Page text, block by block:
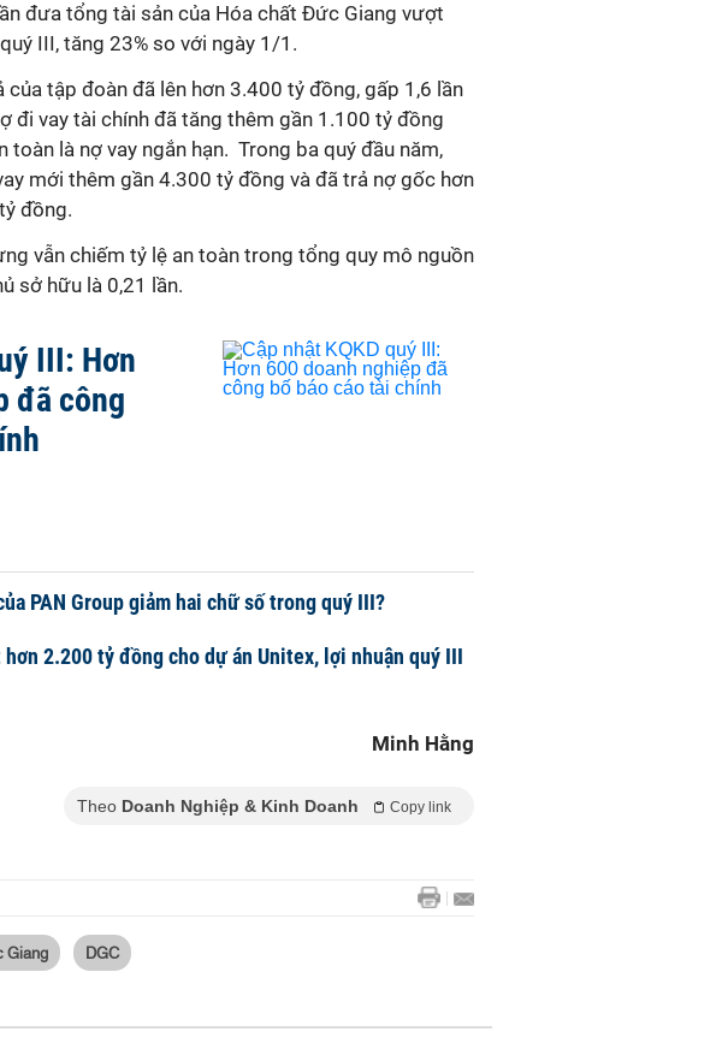
đưa tổng tài sản của Hóa chất Đức Giang vượt
III, tăng 23% so với ngày 1/1.
tập đoàn đã lên hơn 3.400 tỷ đồng, gấp 1,6 lần
đi vay tài chính đã tăng thêm gần 1.100 tỷ đồng
toàn là nợ vay ngắn hạn. Trong ba quý đầu năm,
mới thêm gần 4.300 tỷ đồng và đã trả nợ gốc hơn
đồng.
vẫn chiếm tỷ lệ an toàn trong tổng quy mô nguồn
sở hữu là 0,21 lần.
III: Hơn
đã công
PAN Group giảm hai chữ số trong quý III?
2.200 tỷ đồng cho dự án Unitex, lợi nhuận quý III
Minh Hằng
Theo Doanh Nghiệp & Kinh Doanh Copy link
Giang DGC